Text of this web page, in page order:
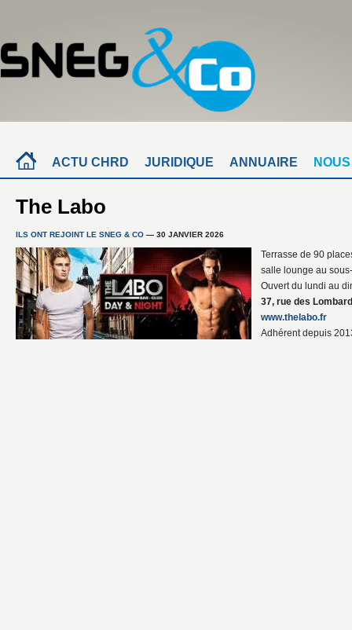
ACTU CHRD JURIDIQUE ANNUAIRE
The Labo
ILS ONT REJOINT LE SNEG & CO — 30 JANVIER 2026
Terrasse de 90
salle lounge au
Ouvert du lundi au
37, rue des
www.thelabo.fr
Adhérent depuis